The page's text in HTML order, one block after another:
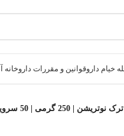
خیام داروقوانین و مقررات داروخانه
| 250 گرمی | 50 سروینگ